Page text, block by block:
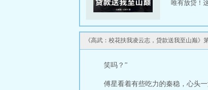
唯有放贷！
《高武：校花扶我凌云志，贷款送我至山巅》
笑吗？”
傅星看着有些吃力的秦稳，心头